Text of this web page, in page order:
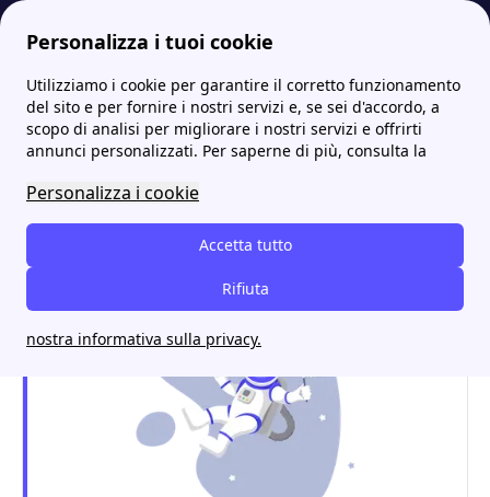
Personalizza i tuoi cookie
Utilizziamo i cookie per garantire il corretto funzionamento
del sito e per fornire i nostri servizi e, se sei d'accordo, a
scopo di analisi per migliorare i nostri servizi e offrirti
annunci personalizzati. Per saperne di più, consulta la
Personalizza i cookie
Accetta tutto
Rifiuta
nostra informativa sulla privacy.
Internet Casa More Quali sono le migliori Vodafone offerte mobile? Tutti i dettagli Ricarica Vodafone, come ricaricare online il saldo mobile
Ricarica Vodafone, come
ricaricare online il saldo
mobile